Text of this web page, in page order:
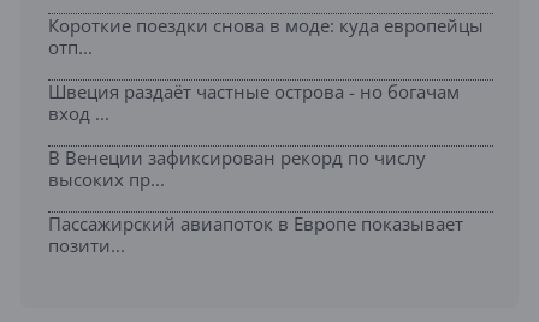
Короткие поездки снова в моде: куда европейцы
отп...
Швеция раздаёт частные острова - но богачам
вход ...
В Венеции зафиксирован рекорд по числу
высоких пр...
Пассажирский авиапоток в Европе показывает
позити...